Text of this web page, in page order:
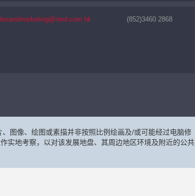
(852)3460 2868
图像、绘图或素描并非按照比例绘画及/或可能经过电脑修
实地考察，以对该发展地盘、其周边地区环境及附近的公共